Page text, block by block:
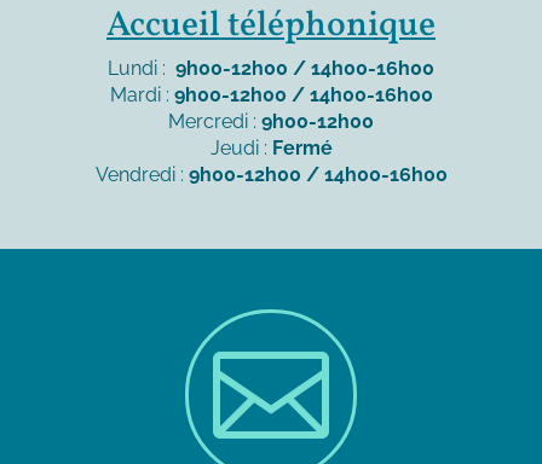
Accueil téléphonique
Lundi : 9h00-12h00 / 14h00-16h00
Mardi : 9h00-12h00 / 14h00-16h00
Mercredi : 9h00-12h00
Jeudi : Fermé
Vendredi : 9h00-12h00 / 14h00-16h00
